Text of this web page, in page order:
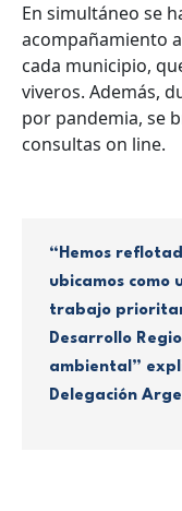
En simultáneo se
acompañamiento
cada municipio,
viveros. Además,
por pandemia, se
consultas on line.
“Hemos
ubicamos como
trabajo
Desarrollo
ambiental”
Delegación